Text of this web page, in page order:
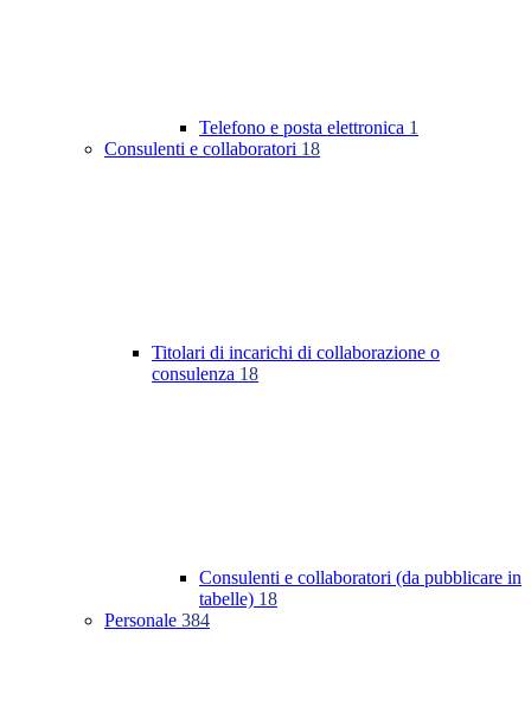
Telefono e posta elettronica 1
Consulenti e collaboratori 18
Titolari di incarichi di collaborazione o
consulenza 18
Consulenti e collaboratori (da pubblicare in
tabelle) 18
Personale 384